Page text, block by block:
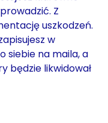
Z
uszkodzeń.
w
siebie na maila, a
będzie likwidował